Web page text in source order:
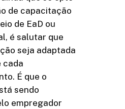
de capacitação
de EaD ou
é salutar que
seja adaptada
cada
É que o
sendo
empregador